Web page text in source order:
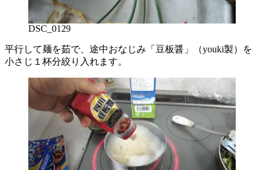
DSC_0129
平行して麺を茹で、途中おなじみ「豆板醤」（youki製）を
小さじ１杯分絞り入れます。